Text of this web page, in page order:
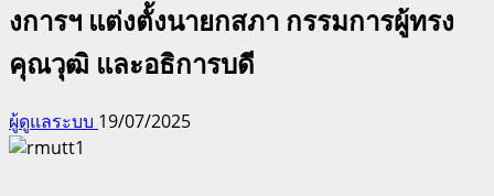
งการฯ แต่งตั้งนายกสภา กรรมการผู้ทรง
คุณวุฒิ และอธิการบดี
ผู้ดูแลระบบ 19/07/2025